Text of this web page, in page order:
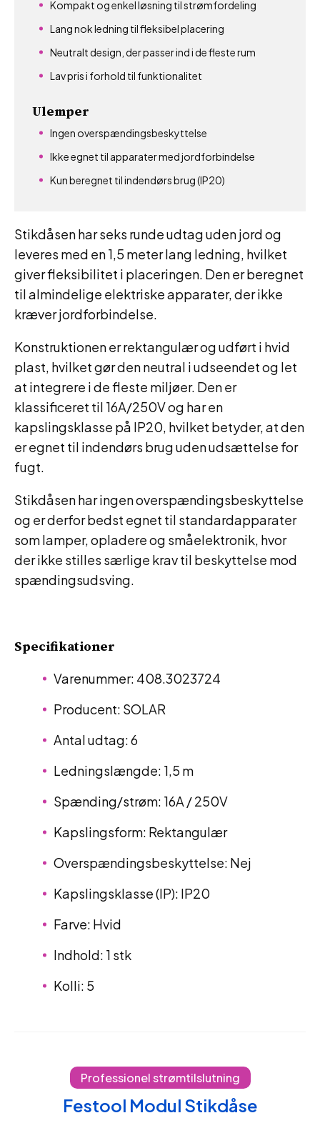
Stikdåsen har seks runde udtag uden jord og
leveres med en 1,5 meter lang ledning, hvilket
giver fleksibilitet i placeringen. Den er beregnet
til almindelige elektriske apparater, der ikke
kræver jordforbindelse.
Konstruktionen er rektangulær og udført i hvid
plast, hvilket gør den neutral i udseendet og let
at integrere i de fleste miljøer. Den er
klassificeret til 16A/250V og har en
kapslingsklasse på IP20, hvilket betyder, at den
er egnet til indendørs brug uden udsættelse for
fugt.
Stikdåsen har ingen overspændingsbeskyttelse
og er derfor bedst egnet til standardapparater
som lamper, opladere og småelektronik, hvor
der ikke stilles særlige krav til beskyttelse mod
spændingsudsving.
Kompakt og enkel løsning til strømfordeling
Lang nok ledning til fleksibel placering
Neutralt design, der passer ind i de fleste rum
Lav pris i forhold til funktionalitet
Ulemper
Ingen overspændingsbeskyttelse
Ikke egnet til apparater med jordforbindelse
Kun beregnet til indendørs brug (IP20)
Specifikationer
Varenummer: 408.3023724
Producent: SOLAR
Antal udtag: 6
Ledningslængde: 1,5 m
Spænding/strøm: 16A / 250V
Kapslingsform: Rektangulær
Overspændingsbeskyttelse: Nej
Kapslingsklasse (IP): IP20
Farve: Hvid
Indhold: 1 stk
Kolli: 5
Professionel strømtilslutning
Festool Modul Stikdåse